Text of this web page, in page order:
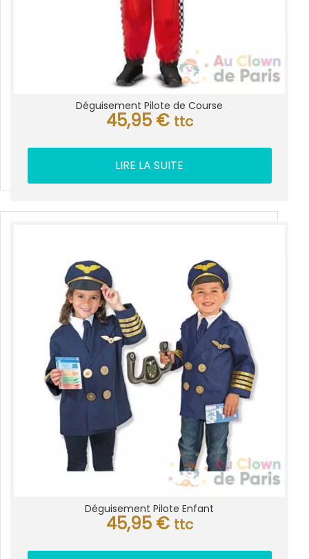
Déguisement Pilote de Course
45,95 € ttc
LIRE LA SUITE
Déguisement Pilote Enfant
45,95 € ttc